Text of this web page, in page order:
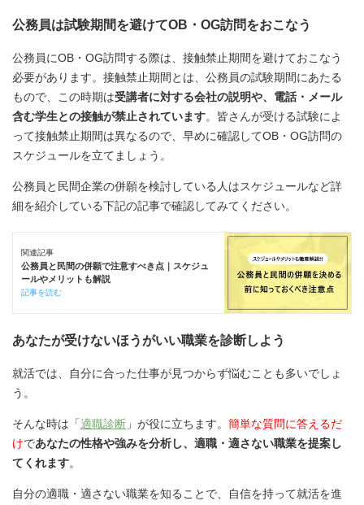
公務員は試験期間を避けてOB・OG訪問をおこなう
公務員にOB・OG訪問する際は、接触禁止期間を避けておこなう
必要があります。接触禁止期間とは、公務員の試験期間にあたる
もので、この時期は受講者に対する会社の説明や、電話・メール
含む学生との接触が禁止されています。皆さんが受ける試験によ
って接触禁止期間は異なるので、早めに確認してOB・OG訪問の
スケジュールを立てましょう。
公務員と民間企業の併願を検討している人はスケジュールなど詳
細を紹介している下記の記事で確認してみてください。
関連記事
公務員と民間の併願で注意すべき点｜スケジュ
ールやメリットも解説
記事を読む
あなたが受けないほうがいい職業を診断しよう
就活では、自分に合った仕事が見つからず悩むことも多いでしょ
う。
そんな時は「適職診断 」が役に立ちます。 簡単な質問に答えるだ
けであなたの性格や強みを分析し、適職・適さない職業を提案し
てくれます。
自分の適職・適さない職業を知ることで、自信を持って就活を進